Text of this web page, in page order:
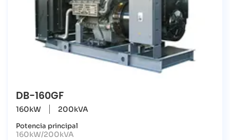
DB-160GF
160kW 200kVA
Potencia principal
160kW/200kVA